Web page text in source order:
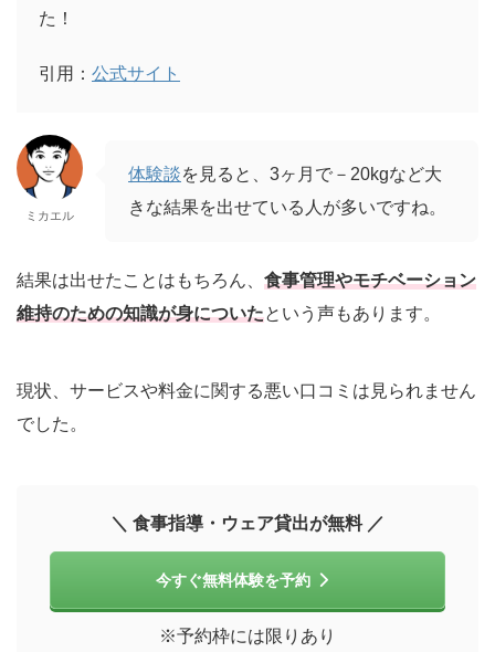
た！
引用： 公式サイト
ミカエル
体験談を見ると、3ヶ月で－20kgなど大
きな結果を出せている人が多いですね。
結果は出せたことはもちろん、 食事管理やモチベーション
維持のための知識が身についたという声もあります。
現状、サービスや料金に関する悪い口コミは見られません
でした。
＼ 食事指導・ウェア貸出が無料 ／
今すぐ無料体験を予約
※予約枠には限りあり